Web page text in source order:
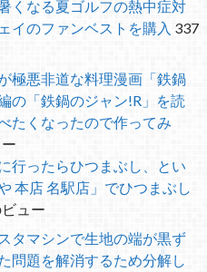
くなる夏ゴルフの熱中症対
イのファンベストを購入 337
極悪非道な料理漫画「鉄鍋
の「鉄鍋のジャン!R」を読
たくなったので作ってみ
行ったらひつまぶし、とい
本店 名駅店」でひつまぶし
ュー
タマシンで生地の端が黒ず
問題を解消するため分解し